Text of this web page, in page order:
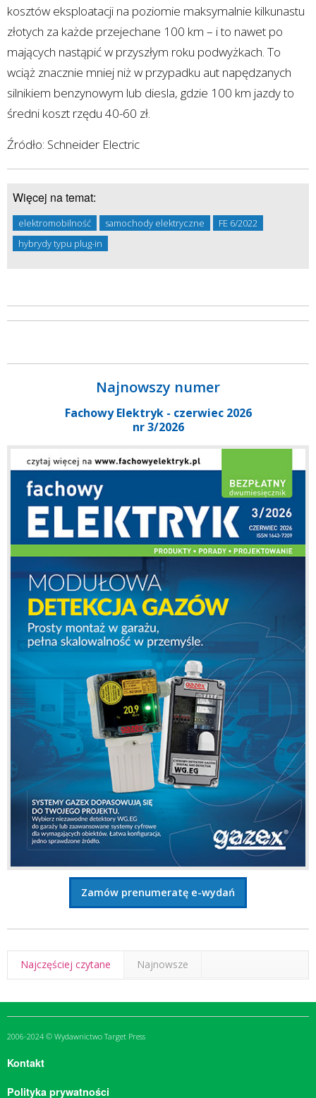
kosztów eksploatacji na poziomie maksymalnie kilkunastu
złotych za każde przejechane 100 km – i to nawet po
mających nastąpić w przyszłym roku podwyżkach. To
wciąż znacznie mniej niż w przypadku aut napędzanych
silnikiem benzynowym lub diesla, gdzie 100 km jazdy to
średni koszt rzędu 40-60 zł.
Źródło: Schneider Electric
Więcej na temat:
elektromobilność samochody elektryczne
FE 6/2022
hybrydy typu plug-in
Najnowszy numer
Fachowy Elektryk - czerwiec 2026
nr 3/2026
Zamów prenumeratę e-wydań
Najczęściej czytane Najnowsze
2006-2024 © Wydawnictwo Target Press
Kontakt
Polityka prywatności